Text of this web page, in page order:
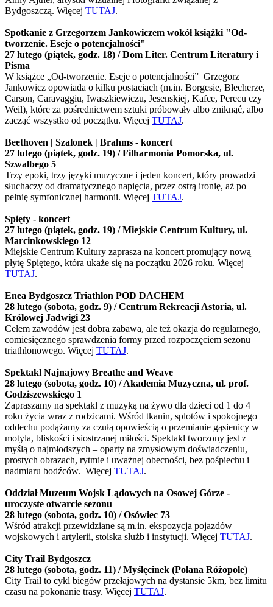
Bydgoszczą. Więcej TUTAJ.
Spotkanie z Grzegorzem Jankowiczem wokół książki "Od-
tworzenie. Eseje o potencjalności"
27 lutego (piątek, godz. 18) / Dom Liter. Centrum Literatury i
Pisma
W książce „Od-tworzenie. Eseje o potencjalności” Grzegorz
Jankowicz opowiada o kilku postaciach (m.in. Borgesie, Blecherze,
Carson, Caravaggiu, Iwaszkiewiczu, Jesenskiej, Kafce, Perecu czy
Weil), które za pośrednictwem sztuki próbowały albo zniknąć, albo
zacząć wszystko od początku. Więcej TUTAJ.
Beethoven | Szalonek | Brahms - koncert
27 lutego (piątek, godz. 19) / Filharmonia Pomorska, ul.
Szwalbego 5
Trzy epoki, trzy języki muzyczne i jeden koncert, który prowadzi
słuchaczy od dramatycznego napięcia, przez ostrą ironię, aż po
pełnię symfonicznej harmonii. Więcej TUTAJ.
Spięty - koncert
27 lutego (piątek, godz. 19) / Miejskie Centrum Kultury, ul.
Marcinkowskiego 12
Miejskie Centrum Kultury zaprasza na koncert promujący nową
płytę Spiętego, która ukaże się na początku 2026 roku. Więcej
TUTAJ.
Enea Bydgoszcz Triathlon POD DACHEM
28 lutego (sobota, godz. 9) / Centrum Rekreacji Astoria, ul.
Królowej Jadwigi 23
Celem zawodów jest dobra zabawa, ale też okazja do regularnego,
comiesięcznego sprawdzenia formy przed rozpoczęciem sezonu
triathlonowego. Więcej TUTAJ.
Spektakl Najnajowy Breathe and Weave
28 lutego (sobota, godz. 10) / Akademia Muzyczna, ul. prof.
Godziszewskiego 1
Zapraszamy na spektakl z muzyką na żywo dla dzieci od 1 do 4
roku życia wraz z rodzicami. Wśród tkanin, splotów i spokojnego
oddechu podążamy za czułą opowieścią o przemianie gąsienicy w
motyla, bliskości i siostrzanej miłości. Spektakl tworzony jest z
myślą o najmłodszych – oparty na zmysłowym doświadczeniu,
prostych obrazach, rytmie i uważnej obecności, bez pośpiechu i
nadmiaru bodźców. Więcej TUTAJ.
Oddział Muzeum Wojsk Lądowych na Osowej Górze -
uroczyste otwarcie sezonu
28 lutego (sobota, godz. 10) / Osówiec 73
Wśród atrakcji przewidziane są m.in. ekspozycja pojazdów
wojskowych i artylerii, stoiska służb i instytucji. Więcej TUTAJ.
City Trail Bydgoszcz
28 lutego (sobota, godz. 11) / Myślęcinek (Polana Różopole)
City Trail to cykl biegów przełajowych na dystansie 5km, bez limitu
czasu na pokonanie trasy. Więcej TUTAJ.